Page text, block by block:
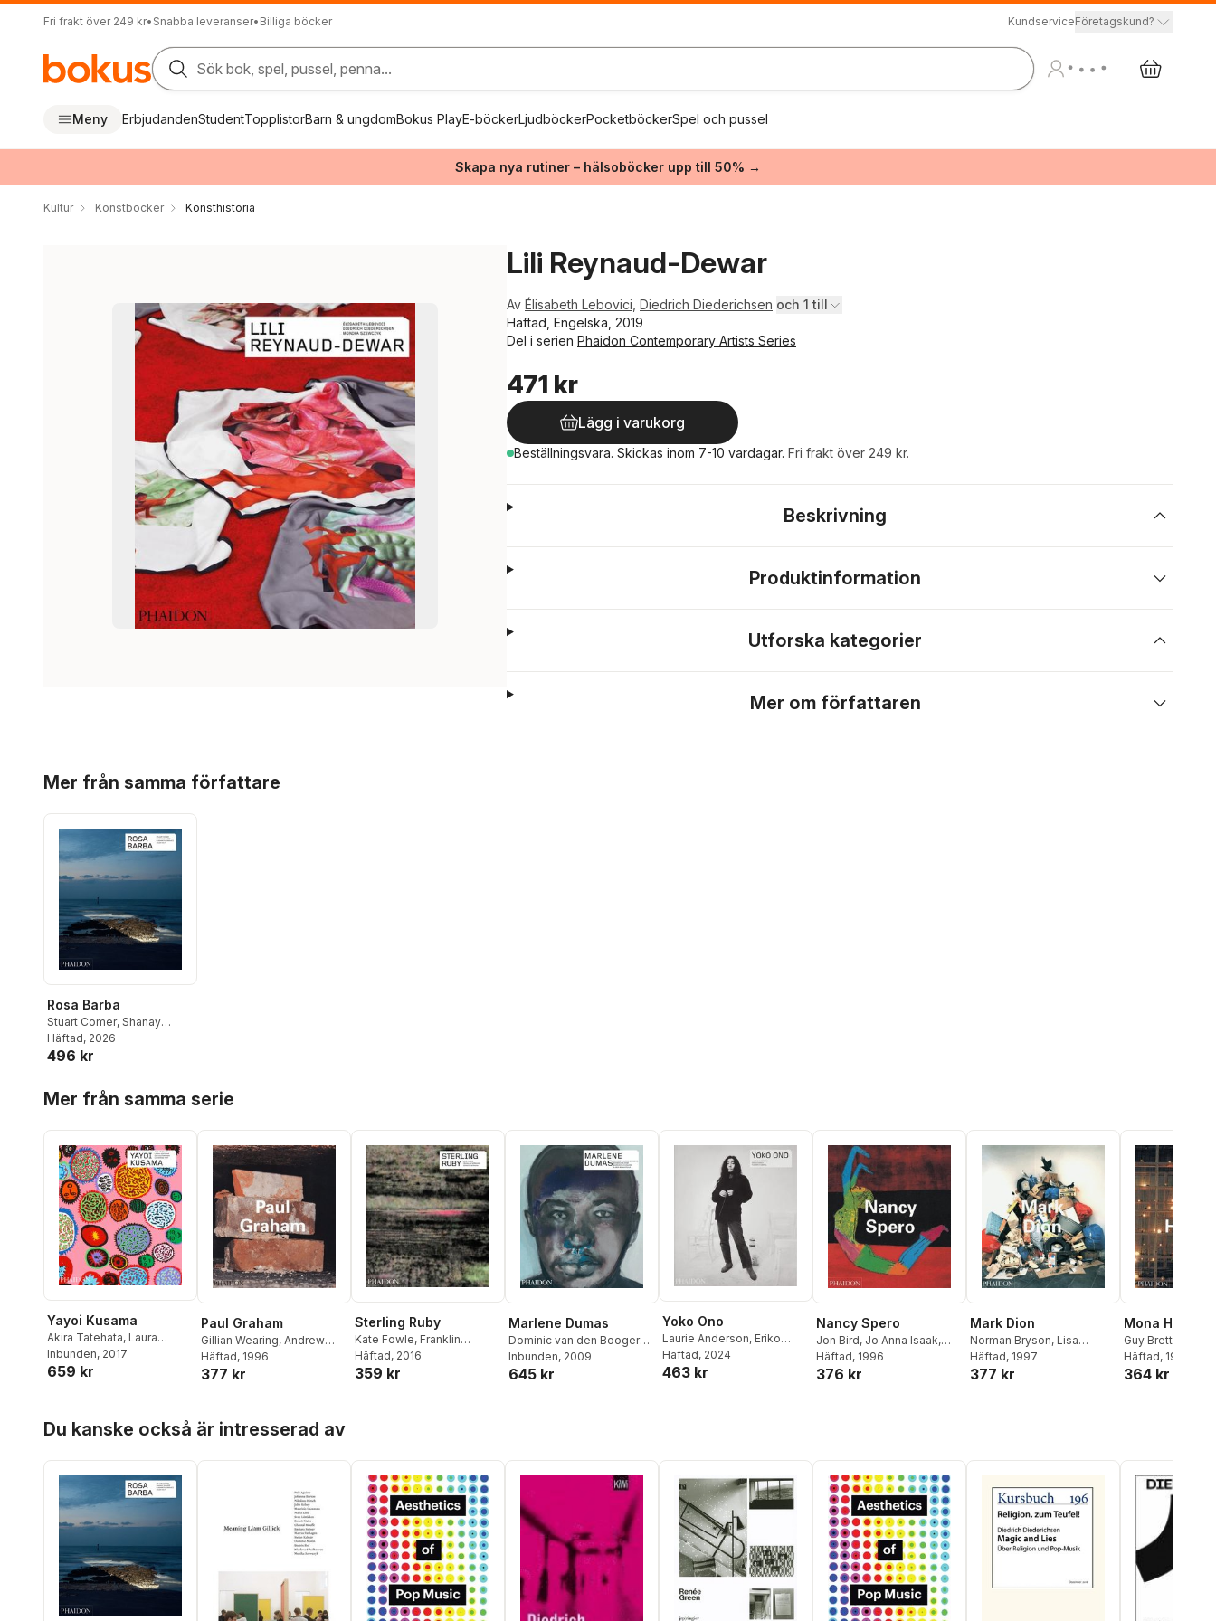
Fri frakt över 249 kr• Snabba leveranser• Billiga böcker KundserviceFöretagskund?
Sök bok, spel, pussel, penna...
Meny ErbjudandenStudentTopplistorBarn & ungdomBokus PlayE-böckerLjudböckerPocketböckerSpel och pussel
Skapa nya rutiner – hälsoböcker upp till 50% →
Kultur Konstböcker Konsthistoria
Lili Reynaud-Dewar
Av Élisabeth Lebovici Diedrich Diederichsen och 1 till
Häftad, Engelska, 2019
Del i serien Phaidon Contemporary Artists Series
471 kr
Lägg i varukorg
Beställningsvara. Skickas inom 7-10 vardagar. Fri frakt över 249 kr.
Beskrivning
Produktinformation
Utforska kategorier
Mer om författaren
Mer från samma författare
Rosa Barba
Stuart Comer, Shanay
Jhaveri ,Élisabeth Lebovici
Julie Ault
Häftad, 2026
496 kr
Mer från samma serie
Yayoi Kusama
Akira Tatehata, Laura
Hoptman, Udo Kultermann
Catherine Taft
Inbunden, 2017
659 kr
Paul Graham
Gillian Wearing, Andrew
Wilson, Carol Squiers
Häftad, 1996
377 kr
Sterling Ruby
Kate Fowle, Franklin
Sirmans ,Jessica Morgan
Häftad, 2016
359 kr
Marlene Dumas
Dominic van den Boogerd ,
Barbara Bloom,
Casadio,
Inbunden, 2009
645 kr
Yoko Ono
Laurie Anderson, Eriko
Osaka, Thierry Raspail
Häftad, 2024
463 kr
Nancy Spero
Jon Bird, Jo Anna Isaak,
Sylvere Lotringer
Häftad, 1996
376 kr
Mark Dion
Norman Bryson, Lisa
Graziose Corrin
Kwon
Häftad, 1997
377 kr
Mona Hatoum
Guy Brett
Catherine de
Häftad, 1997
364 kr
Du kanske också är intresserad av